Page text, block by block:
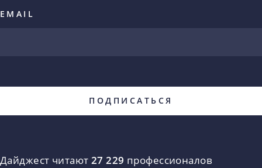
EMAIL
Дайджест читают 27 229 профессионалов